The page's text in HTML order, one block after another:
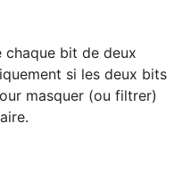
bit de deux
si les deux bits
masquer (ou filtrer)